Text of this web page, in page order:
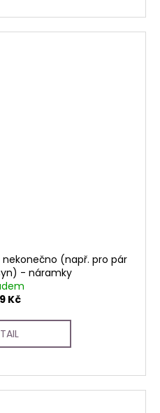
nekonečno (např. pro pár
- náramky
Kč